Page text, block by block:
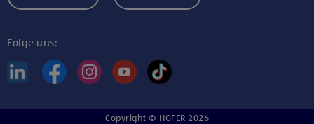
Folge uns:
Copyright © HOFER 2026